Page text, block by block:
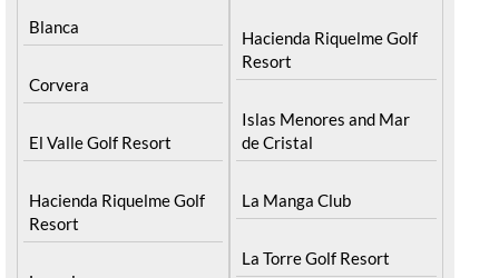
Blanca
Corvera
El Valle Golf Resort
Hacienda Riquelme Golf
Resort
Hacienda Riquelme Golf
Resort
Islas Menores and Mar
de Cristal
La Manga Club
La Torre Golf Resort